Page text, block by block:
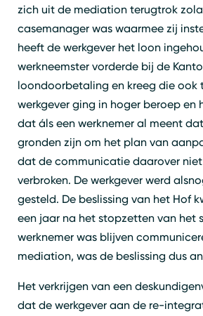
zich uit de mediation terugtrok
casemanager was waarmee zij
heeft de werkgever het loon
werkneemster vorderde bij de
loondoorbetaling en kreeg die ook
werkgever ging in hoger beroep en
dat áls een werknemer al meent
gronden zijn om het plan van
dat de communicatie daarover
verbroken. De werkgever werd
gesteld. De beslissing van het Hof
een jaar na het stopzetten van het
werknemer was blijven
mediation, was de beslissing dus
Het verkrijgen van een
dat de werkgever aan de re-